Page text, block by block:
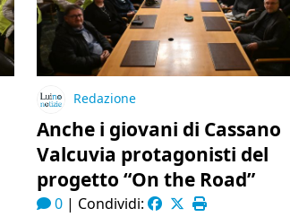
Redazione
Anche i giovani di Cassano
Valcuvia protagonisti del
progetto “On the Road”
0| Condividi: